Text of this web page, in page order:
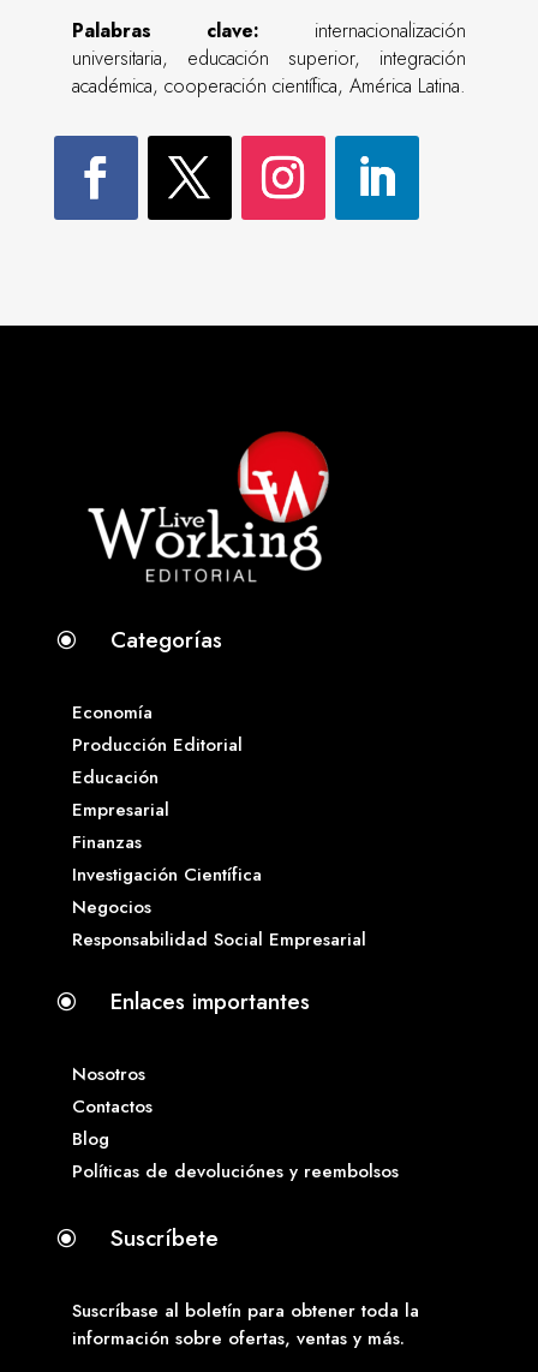
Palabras clave: internacionalización
universitaria, educación superior, integración
académica, cooperación científica, América Latina.
\ Categorías
Economía
Producción Editorial
Educación
Empresarial
Finanzas
Investigación Científica
Negocios
Responsabilidad Social Empresarial
\ Enlaces importantes
Nosotros
Contactos
Blog
Políticas de devoluciónes y reembolsos
\ Suscríbete
Suscríbase al boletín para obtener toda la
información sobre ofertas, ventas y más.